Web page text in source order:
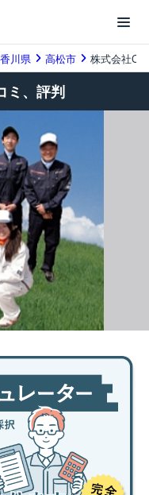
香川県 高松市 株式会社
ミ、評判